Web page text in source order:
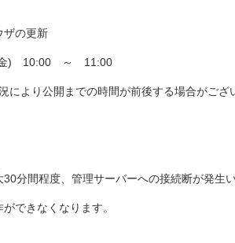
の更新
) 10:00 ～ 11:00
り公開までの時間が前後する場合がござ
分間程度、管理サーバーへの接続断が発生い
できなくなります。